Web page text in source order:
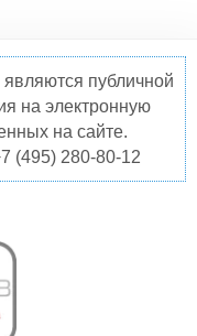
публичной
на электронную
на сайте.
(495) 280-80-12